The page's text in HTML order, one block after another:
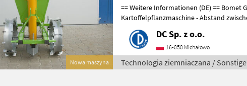
Nowa maszyna
== Weitere Informationen (DE) == Bomet Gemini 1-reihige
Kartoffelpflanzmaschine - Abstand zwischen den Legemaschinen: 62 -
DC Sp. z o.o.
16-050 Michałowo
Technologia ziemniaczana / Sonstige